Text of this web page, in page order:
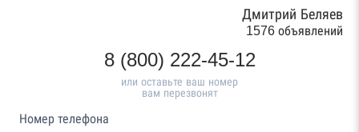
Дмитрий Беляев
1576 объявлений
8 (800) 222-45-12
или оставьте ваш номер
вам перезвонят
Номер телефона